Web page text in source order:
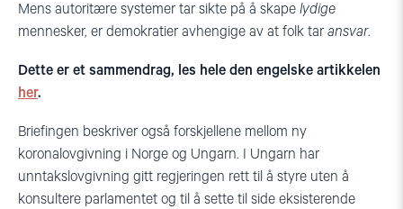
Mens autoritære systemer tar sikte på å skape lydige
mennesker, er demokratier avhengige av at folk tar ansvar.
Dette er et sammendrag, les hele den engelske artikkelen
her.
Briefingen beskriver også forskjellene mellom ny
koronalovgivning i Norge og Ungarn. I Ungarn har
unntakslovgivning gitt regjeringen rett til å styre uten å
konsultere parlamentet og til å sette til side eksisterende